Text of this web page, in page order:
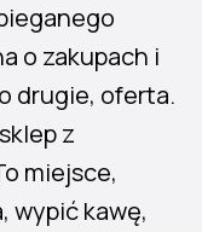
o zakupach i
drugie, oferta.
z
miejsce,
wypić kawę,